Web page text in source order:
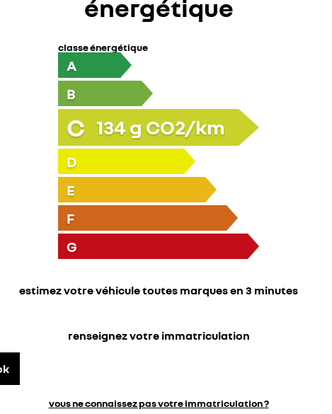
énergétique
classe énergétique
A
B
C 134 g CO2/km
D
E
F
G
estimez votre véhicule toutes marques en 3 minutes
renseignez votre immatriculation
vous ne connaissez pas votre immatriculation ?